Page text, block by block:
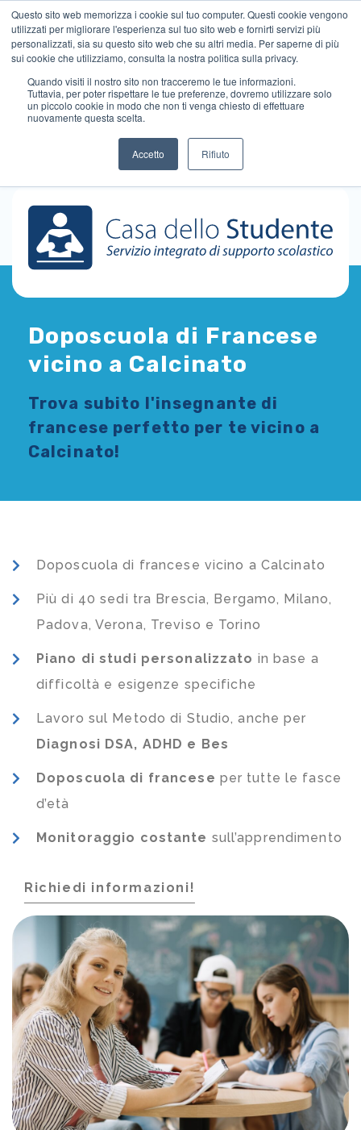
Questo sito web memorizza i cookie sul tuo computer. Questi cookie vengono
utilizzati per migliorare l'esperienza sul tuo sito web e fornirti servizi più
personalizzati, sia su questo sito web che su altri media. Per saperne di più
sui cookie che utilizziamo, consulta la nostra politica sulla privacy.
Quando visiti il ​​nostro sito non tracceremo le tue informazioni.
Tuttavia, per poter rispettare le tue preferenze, dovremo utilizzare solo
un piccolo cookie in modo che non ti venga chiesto di effettuare
nuovamente questa scelta.
Accetto Rifiuto
Doposcuola di Francese
vicino a Calcinato
Trova subito l'insegnante di
francese perfetto per te vicino a
Calcinato!
Doposcuola di francese vicino a Calcinato
Più di 40 sedi tra Brescia, Bergamo, Milano,
Padova, Verona, Treviso e Torino
Piano di studi personalizzato in base a
difficoltà e esigenze specifiche
Lavoro sul Metodo di Studio, anche per
Diagnosi DSA, ADHD e Bes
Doposcuola di francese per tutte le fasce
d’età
Monitoraggio costante sull’apprendimento
Richiedi informazioni!